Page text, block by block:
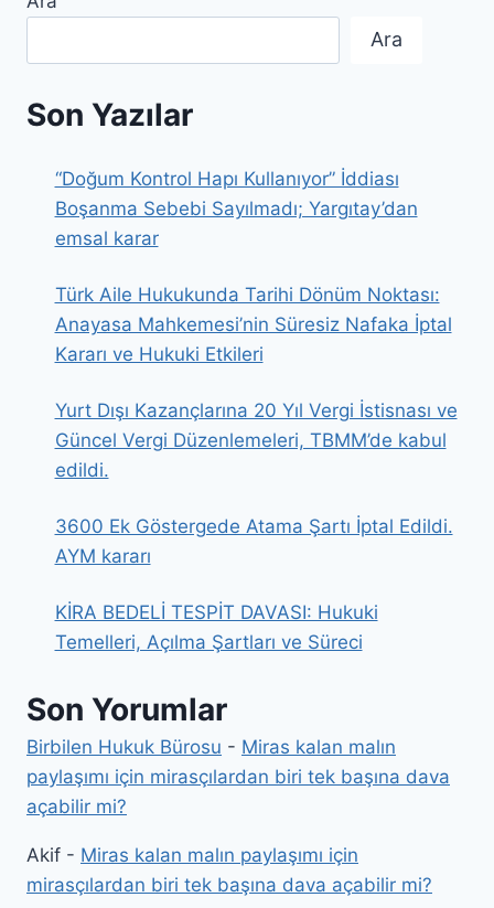
Ara
Son Yazılar
“Doğum Kontrol Hapı Kullanıyor” İddiası
Boşanma Sebebi Sayılmadı; Yargıtay’dan
emsal karar
Türk Aile Hukukunda Tarihi Dönüm Noktası:
Anayasa Mahkemesi’nin Süresiz Nafaka İptal
Kararı ve Hukuki Etkileri
Yurt Dışı Kazançlarına 20 Yıl Vergi İstisnası ve
Güncel Vergi Düzenlemeleri, TBMM’de kabul
edildi.
3600 Ek Göstergede Atama Şartı İptal Edildi.
AYM kararı
KİRA BEDELİ TESPİT DAVASI: Hukuki
Temelleri, Açılma Şartları ve Süreci
Son Yorumlar
Birbilen Hukuk Bürosu - Miras kalan malın
paylaşımı için mirasçılardan biri tek başına dava
açabilir mi?
Akif - Miras kalan malın paylaşımı için
mirasçılardan biri tek başına dava açabilir mi?